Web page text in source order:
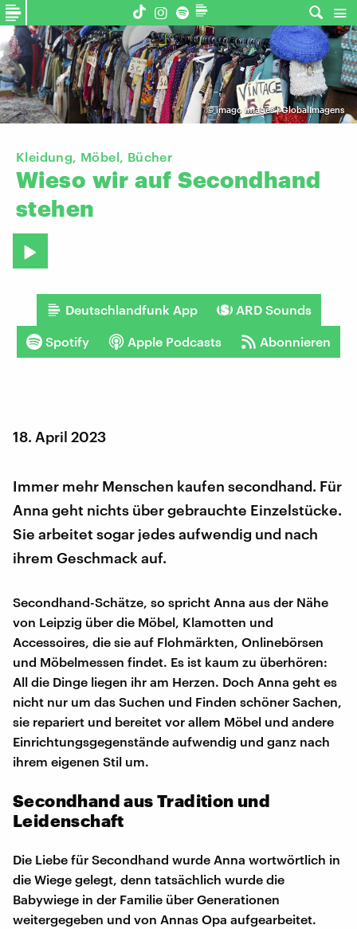
©imago images | GlobalImagens
Kleidung, Möbel, Bücher
Wieso wir auf Secondhand
stehen
Deutschlandfunk App ARD Sounds
Spotify Apple Podcasts Abonnieren
18. April 2023
Immer mehr Menschen kaufen secondhand. Für
Anna geht nichts über gebrauchte Einzelstücke.
Sie arbeitet sogar jedes aufwendig und nach
ihrem Geschmack auf.
Secondhand-Schätze, so spricht Anna aus der Nähe
von Leipzig über die Möbel, Klamotten und
Accessoires, die sie auf Flohmärkten, Onlinebörsen
und Möbelmessen findet. Es ist kaum zu überhören:
All die Dinge liegen ihr am Herzen. Doch Anna geht es
nicht nur um das Suchen und Finden schöner Sachen,
sie repariert und bereitet vor allem Möbel und andere
Einrichtungsgegenstände aufwendig und ganz nach
ihrem eigenen Stil um.
Secondhand aus Tradition und
Leidenschaft
Die Liebe für Secondhand wurde Anna wortwörtlich in
die Wiege gelegt, denn tatsächlich wurde die
Babywiege in der Familie über Generationen
weitergegeben und von Annas Opa aufgearbeitet.